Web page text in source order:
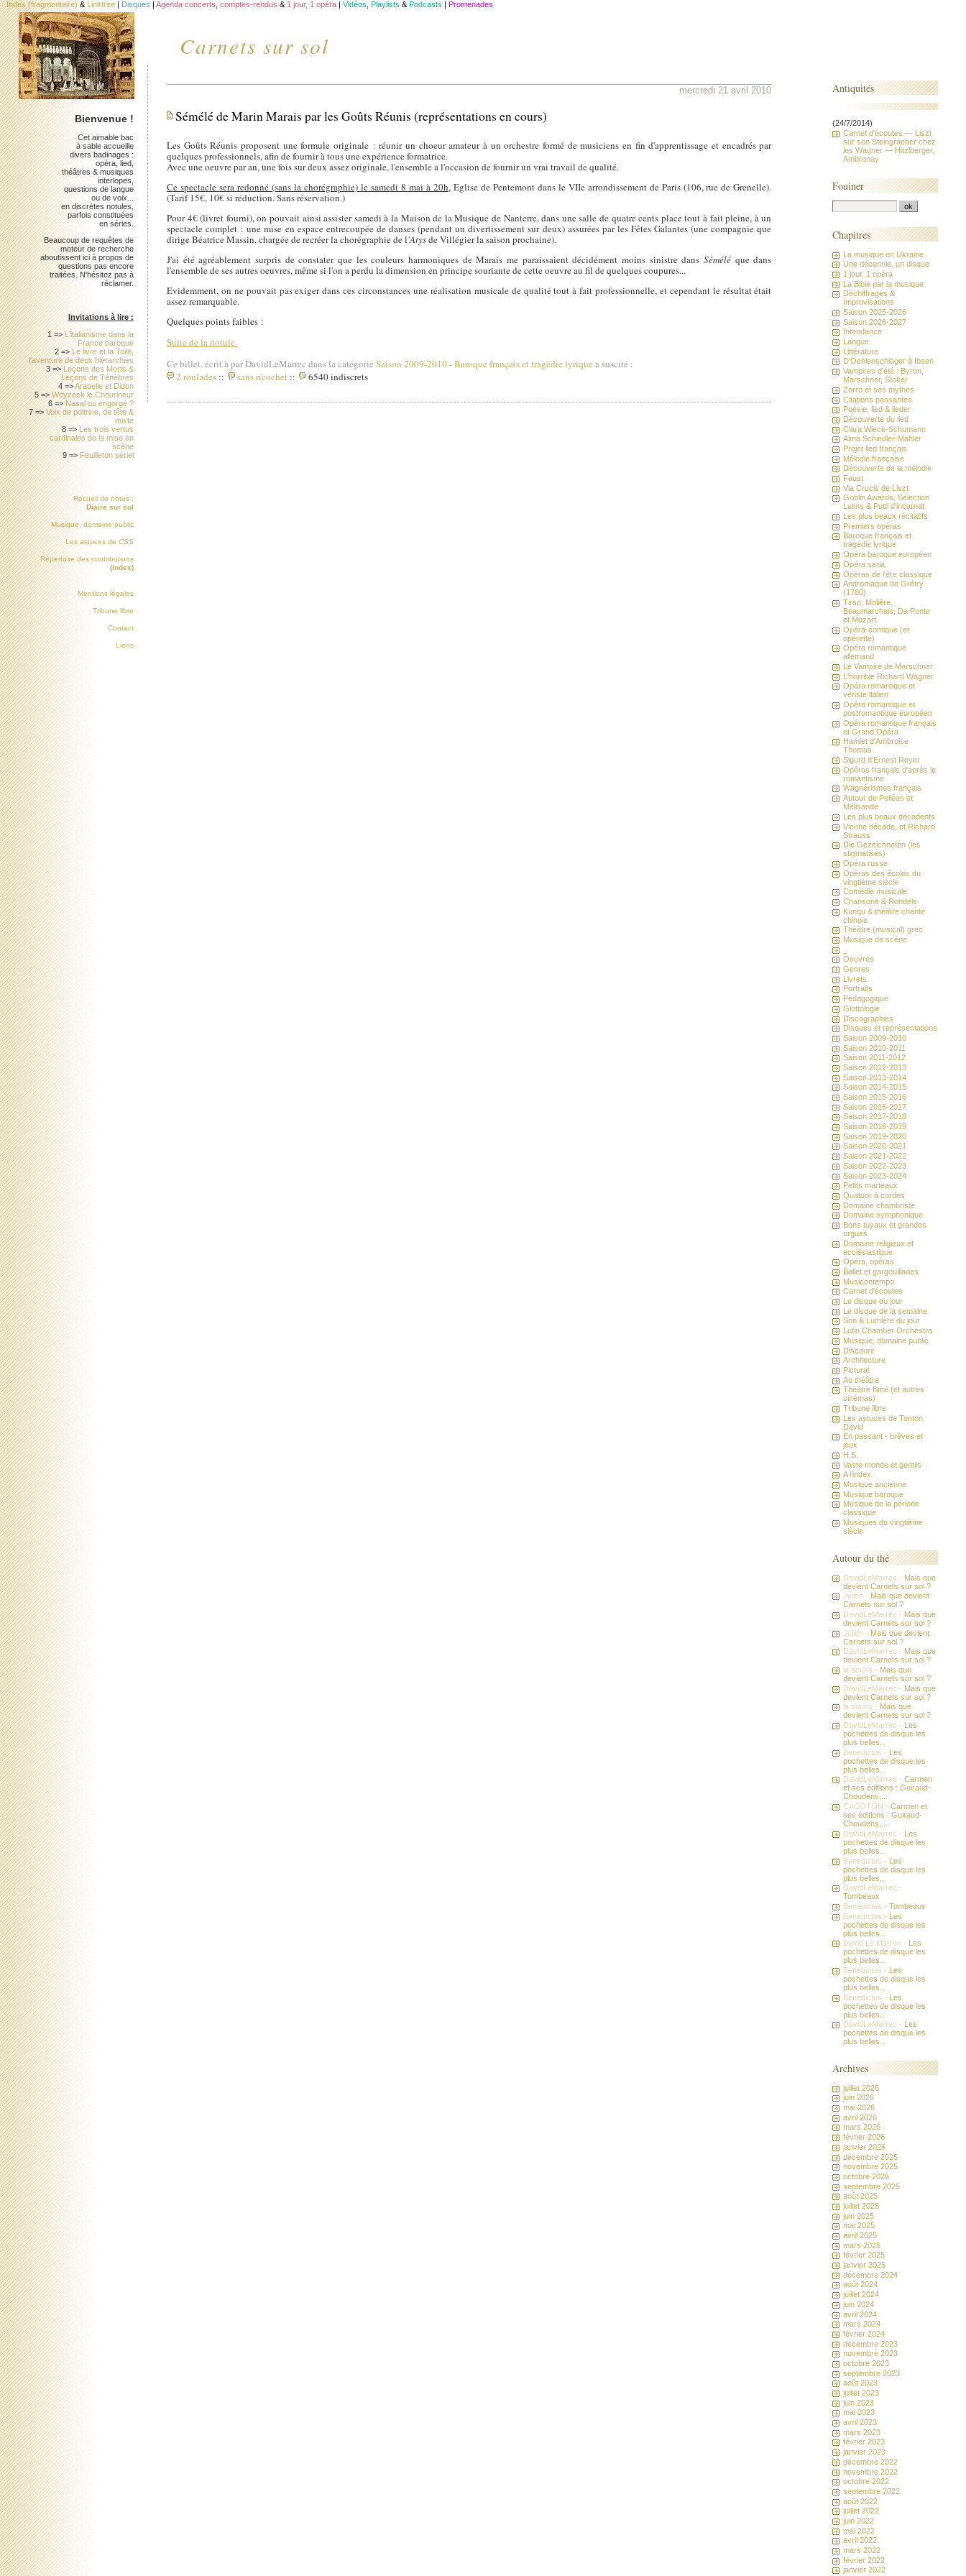
Carnets sur sol
Index (fragmentaire) & Linktree | Disques | Agenda concerts comptes-rendus & 1 jour, 1 opéra | Vidéos Playlists & Podcasts | Promenades
mercredi 21 avril 2010
Sémélé de Marin Marais par les Goûts Réunis (représentations en cours)
Les Goûts Réunis proposent une formule originale : réunir un choeur amateur à un orchestre formé de musiciens en fin d'apprentissage et encadrés par
quelques professionnels, afin de fournir à tous une expérience formatrice.
Avec une oeuvre par an, une fois sur deux assez originale, l'ensemble a l'occasion de fournir un vrai travail de qualité.
Ce spectacle sera redonné (sans la chorégraphie) le samedi 8 mai à 20h, Eglise de Pentemont dans le VIIe arrondissement de Paris (106, rue de Grenelle).
(Tarif 15€, 10€ si réduction. Sans réservation.)
Pour 4€ (livret fourni), on pouvait ainsi assister samedi à la Maison de la Musique de Nanterre, dans une salle de quatre cents place tout à fait pleine, à un
spectacle complet : une mise en espace entrecoupée de danses (pendant un divertissement sur deux) assurées par les Fêtes Galantes (une compagnie que
dirige Béatrice Massin, chargée de recréer la chorégraphie de l'Atysde Villégier la saison prochaine).
J'ai été agréablement surpris de constater que les couleurs harmoniques de Marais me paraissaient décidément moins sinistre dansSémélé que dans
l'ensemble de ses autres oeuvres, même si l'on a perdu la dimension en principe souriante de cette oeuvre au fil de quelques coupures...
Evidemment, on ne pouvait pas exiger dans ces circonstances une réalisation musicale de qualité tout à fait professionnelle, et cependant le résultat était
assez remarquable.
Quelques points faibles :
Suite de la notule.
Ce billet, écrit à par DavidLeMarrec dans la catégorieSaison 2009-2010-Baroque français et tragédie lyriquea suscité :
2 roulades :: sans ricochet :: 6540 indiscrets
Bienvenue !
Cet aimable bac
à sable accueille
divers badinages :
opéra, lied,
théâtres & musiques
interlopes,
questions de langue
ou de voix...
en discrètes notules,
parfois constituées
en séries.
Beaucoup de requêtes de
moteur de recherche
aboutissent ici à propos de
questions pas encore
traitées. N'hésitez pas à
réclamer.
Invitations à lire :
1 => L'italianisme dans la
France baroque
2 => Le livre et la Toile,
l'aventure de deux hiérarchies
3 => Leçons des Morts &
Leçons de Ténèbres
4 =>Arabelle et Didon
5 =>Woyzeck le Chourineur
6 => Nasal ou engorgé ?
7 =>Voix de poitrine, de tête &
mixte
8 => Les trois vertus
cardinales de la mise en
scène
9 => Feuilleton sériel
Recueil de notes :
Diaire sur sol
Musique, domaine public
Les astuces de CSS
Répertoire des contributions
(index)
Mentions légales
Tribune libre
Contact
Liens
Antiquités
(24/7/2014)
Carnet d'écoutes — Liszt
sur son Steingraeber chez
les Wagner — Hitzlberger,
Ambronay
Fouiner
Chapitres
La musique en Ukraine
Une décennie, un disque
1 jour, 1 opéra
La Bible par la musique
Déchiffrages &
Improvisations
Saison 2025-2026
Saison 2026-2027
Intendance
Langue
Littérature
D'Oehlenschläger à Ibsen
Vampires d'été : Byron,
Marschner, Stoker
Zorro et ses mythes
Citations passantes
Poésie, lied & lieder
Découverte du lied
Clara Wieck-Schumann
Alma Schindler-Mahler
Projet lied français
Mélodie française
Découverte de la mélodie
Faust
Via Crucis de Liszt
Goblin Awards, Sélection
Lutins & Putti d'incarnat
Les plus beaux récitatifs
Premiers opéras
Baroque français et
tragédie lyrique
Opéra baroque européen
Opéra seria
Opéras de l'ère classique
Andromaque de Grétry
(1780)
Tirso, Molière,
Beaumarchais, Da Ponte
et Mozart
Opéra-comique (et
opérette)
Opéra romantique
allemand
Le Vampire de Marschner
L'horrible Richard Wagner
Opéra romantique et
vériste italien
Opéra romantique et
postromantique européen
Opéra romantique français
et Grand Opéra
Hamlet d'Ambroise
Thomas
Sigurd d'Ernest Reyer
Opéras français d'après le
romantisme
Wagnérismes français
Autour de Pelléas et
Mélisande
Les plus beaux décadents
Vienne décade, et Richard
Strauss
Die Gezeichneten (les
stigmatisés)
Opéra russe
Opéras des écoles du
vingtième siècle
Comédie musicale
Chansons & Rondels
Kunqu & théâtre chanté
chinois
Théâtre (musical) grec
Musique de scène
Oeuvres
Genres
Livrets
Portraits
Pédagogique
Glottologie
Discographies
Disques et représentations
Saison 2009-2010
Saison 2010-2011
Saison 2011-2012
Saison 2012-2013
Saison 2013-2014
Saison 2014-2015
Saison 2015-2016
Saison 2016-2017
Saison 2017-2018
Saison 2018-2019
Saison 2019-2020
Saison 2020-2021
Saison 2021-2022
Saison 2022-2023
Saison 2023-2024
Petits marteaux
Quatuor à cordes
Domaine chambriste
Domaine symphonique
Bons tuyaux et grandes
orgues
Domaine religieux et
ecclésiastique
Opéra, opéras
Ballet et gargouillades
Musicontempo
Carnet d'écoutes
Le disque du jour
Le disque de la semaine
Son & Lumière du jour
Lutin Chamber Orchestra
Musique, domaine public
Discourir
Architecture
Pictural
Au théâtre
Théâtre filmé (et autres
cinémas)
Tribune libre
Les astuces de Tonton
David
En passant - brèves et
jeux
H.S.
Vaste monde et gentils
A l'index
Musique ancienne
Musique baroque
Musique de la période
classique
Musiques du vingtième
siècle
Autour du thé
DavidLeMarrec - Mais que
devient Carnets sur sol ?
Julien - Mais que devient
Carnets sur sol ?
DavidLeMarrec - Mais que
devient Carnets sur sol ?
Julien - Mais que devient
Carnets sur sol ?
DavidLeMarrec - Mais que
devient Carnets sur sol ?
la souris - Mais que
devient Carnets sur sol ?
DavidLeMarrec - Mais que
devient Carnets sur sol ?
la souris - Mais que
devient Carnets sur sol ?
DavidLeMarrec - Les
pochettes de disque les
plus belles...
Benedictus - Les
pochettes de disque les
plus belles...
DavidLeMarrec -Carmen
et ses éditions : Guiraud-
Choudens,...
CACOTON -Carmen et
ses éditions : Guiraud-
Choudens,...
DavidLeMarrec - Les
pochettes de disque les
plus belles...
Benedictus - Les
pochettes de disque les
plus belles...
DavidLeMarrec -
Tombeaux
Benedictus -Tombeaux
Benedictus - Les
pochettes de disque les
plus belles...
David Le Marrec -
Les
pochettes de disque les
plus belles...
Benedictus - Les
pochettes de disque les
plus belles...
Benedictus - Les
pochettes de disque les
plus belles...
DavidLeMarrec -
Les
pochettes de disque les
plus belles...
Archives
juillet 2026
juin 2026
mai 2026
avril 2026
mars 2026
février 2026
janvier 2026
décembre 2025
novembre 2025
octobre 2025
septembre 2025
août 2025
juillet 2025
juin 2025
mai 2025
avril 2025
mars 2025
février 2025
janvier 2025
décembre 2024
août 2024
juillet 2024
juin 2024
avril 2024
mars 2024
février 2024
décembre 2023
novembre 2023
octobre 2023
septembre 2023
août 2023
juillet 2023
juin 2023
mai 2023
avril 2023
mars 2023
février 2023
janvier 2023
décembre 2022
novembre 2022
octobre 2022
septembre 2022
août 2022
juillet 2022
juin 2022
mai 2022
avril 2022
mars 2022
février 2022
janvier 2022